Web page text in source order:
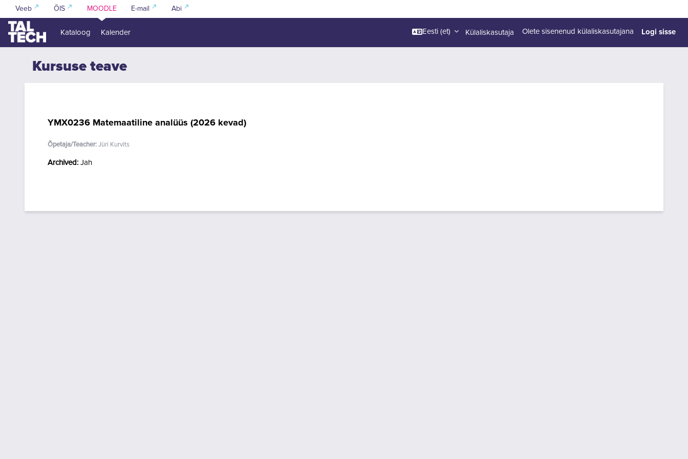
Jäta vahele peasisuni
Veeb ÕIS MOODLE E-mail Abi
Kataloog Kalender Eesti ‎(et)‎ Külaliskasutaja Olete sisenenud külaliskasutajana Logi sisse
Kursuse teave
YMX0236 Matemaatiline analüüs (2026 kevad)
Õpetaja/Teacher: Jüri Kurvits
Archived : Jah